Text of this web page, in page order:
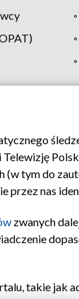
Pomoc
(w tym do
przez nas
zwanych
takie jak